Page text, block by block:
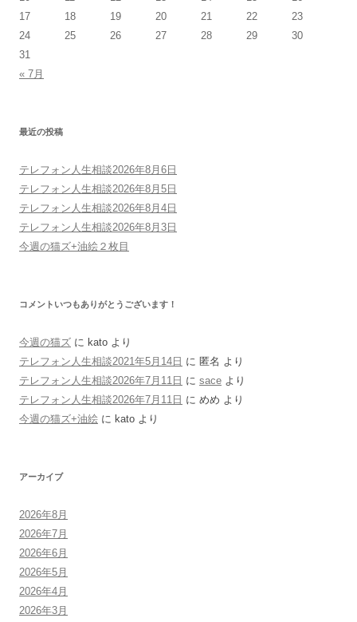
17
18 19 20 21 22
23
24
25 26 27 28 29
30
31
« 7月
最近の投稿
テレフォン人生相談2026年8月6日
テレフォン人生相談2026年8月5日
テレフォン人生相談2026年8月4日
テレフォン人生相談2026年8月3日
今週の猫ズ+油絵２枚目
コメントいつもありがとうございます！
今週の猫ズ に kato より
テレフォン人生相談2021年5月14日 に 匿名 より
テレフォン人生相談2026年7月11日 に sace より
テレフォン人生相談2026年7月11日 に めめ より
今週の猫ズ+油絵 に kato より
アーカイブ
2026年8月
2026年7月
2026年6月
2026年5月
2026年4月
2026年3月